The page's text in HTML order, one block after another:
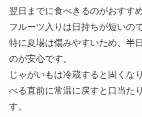
翌日までに食べきるのがおすすめ
フルーツ入りは日持ちが短いの
特に夏場は傷みやすいため、半
のが安心です。
じゃがいもは冷蔵すると固くな
べる直前に常温に戻すと口当た
す。